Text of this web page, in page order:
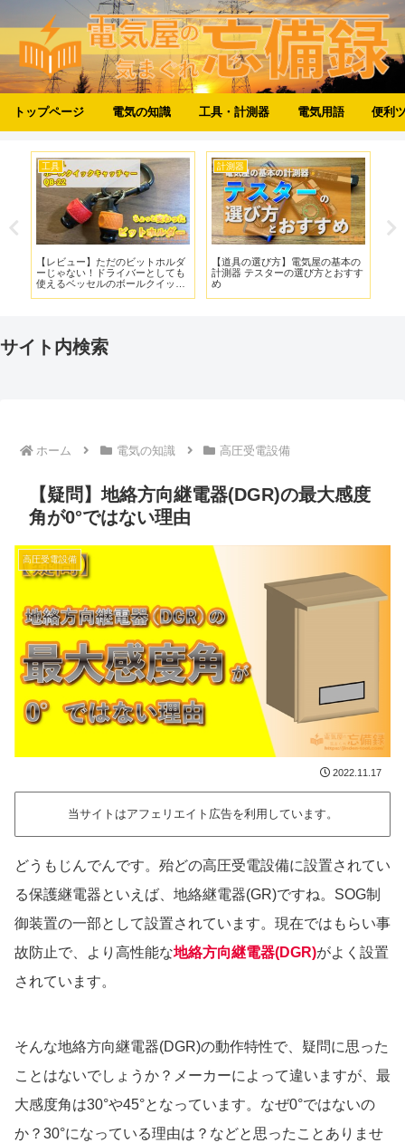
トップページ 電気の知識 工具・計測器 電気用語 便利
工具
【レビュー】ただのビットホルダ
ーじゃない！ドライバーとしても
使えるベッセルのボールクイック
計測器
【道具の選び方】電気屋の基本の
計測器 テスターの選び方とおすす
め
サイト内検索
ホーム 電気の知識 高圧受電設備
【疑問】地絡方向継電器(DGR)の最大感度
角が0°ではない理由
高圧受電設備
2022.11.17
当サイトはアフェリエイト広告を利用しています。
どうもじんでんです。殆どの高圧受電設備に設置されてい
る保護継電器といえば、地絡継電器(GR)ですね。SOG制
御装置の一部として設置されています。現在ではもらい事
故防止で、より高性能な地絡方向継電器(DGR)がよく設置
されています。
そんな地絡方向継電器(DGR)の動作特性で、疑問に思った
ことはないでしょうか？メーカーによって違いますが、最
大感度角は30°や45°となっています。なぜ0°ではないの
か？30°になっている理由は？などと思ったことありませ